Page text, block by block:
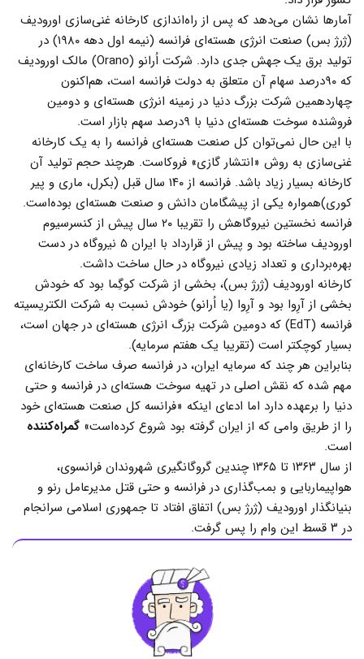
آمارها نشان می‌دهد که پس از راه‌اندازی کارخانه غنی‌سازی اورودیف
(ژرژ بس) صنعت انرژی هسته‌ای فرانسه (نیمه اول دهه ۱۹۸۰) در
تولید برق یک جهش جدی دارد. شرکت اُرانو (Orano) مالک اورودیف
که ۹۰درصد سهام آن متعلق به دولت فرانسه است، هم‌اکنون
چهاردهمین شرکت بزرگ دنیا در زمینه انرژی هسته‌ای و دومین
فروشنده سوخت هسته‌ای دنیا با ۹درصد سهم بازار است.
با این حال نمی‌توان کل صنعت هسته‌ای فرانسه را به یک کارخانه
غنی‌سازی به روش «انتشار گازی» فروکاست. هرچند حجم تولید آن
کارخانه بسیار زیاد باشد. فرانسه از ۱۴۰ سال قبل (بکرل، ماری و پیر
کوری)‌همواره یکی از پیشگامان دانش و صنعت هسته‌ای بوده‌است.
فرانسه نخستین نیروگاهش را تقریبا ۲۰ سال پیش از کنسرسیوم
اورودیف ساخته بود و پیش از قرارداد با ایران ۵ نیروگاه در دست
بهره‌برداری و تعداد زیادی نیروگاه در حال ساخت داشت.
کارخانه اورودیف (ژرژ بس)، بخشی از شرکت کوگِما بود که خودش
بخشی از آرِوا بود و آرِوا (یا اُرانو) خودش نسبت به شرکت الکتریسیته
فرانسه (EdT) که دومین شرکت بزرگ انرژی هسته‌ای در جهان است،
بسیار کوچکتر است (تقریبا یک هفتم سرمایه).
بنابراین هر چند که سرمایه ایران، در فرانسه صرف ساخت کارخانه‌ای
مهم شده که نقش اصلی در تهیه سوخت هسته‌ای در فرانسه و حتی
دنیا را برعهده دارد اما ادعای اینکه «فرانسه کل صنعت هسته‌ای خود
را از طریق وامی که از ایران گرفته بود شروع کرده‌است» گمراه‌کننده
است.
از سال ۱۳۶۳ تا ۱۳۶۵ چندین گروگانگیری شهروندان فرانسوی،
هواپیماربایی و بمب‌گذاری در فرانسه و حتی قتل مدیرعامل رنو و
بنیانگذار اورودیف (ژرژ بس) اتفاق افتاد تا جمهوری اسلامی سرانجام
در ۳ قسط این وام را پس گرفت.